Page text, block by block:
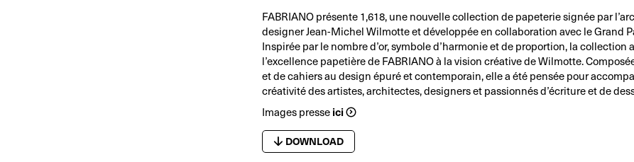
FABRIANO présente 1,618, une nouvelle collection de papeterie signée par
designer Jean-Michel Wilmotte et développée en collaboration avec le Grand
Inspirée par le nombre d’or, symbole d’harmonie et de proportion, la collection
l’excellence papetière de FABRIANO à la vision créative de Wilmotte.
et de cahiers au design épuré et contemporain, elle a été pensée pour
créativité des artistes, architectes, designers et passionnés d’écriture et de
Images presseici
DOWNLOAD